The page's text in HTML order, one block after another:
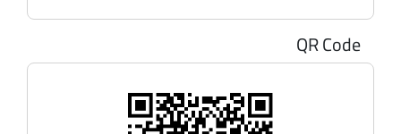
QR Code